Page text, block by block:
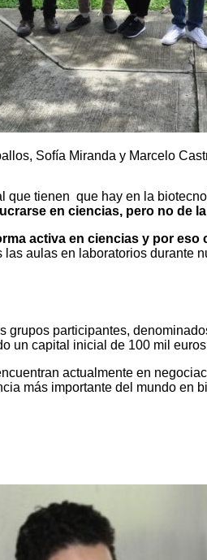
Sofía Miranda y Marcelo
que tienen que hay en la
en ciencias, pero no de
activa en ciencias y por
aulas en laboratorios durante
grupos participantes,
un capital inicial de 100 mil
actualmente en
más importante del mundo en